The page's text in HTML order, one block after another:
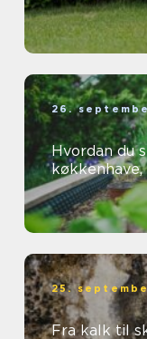
26.
Hvordan du
25.
Fra kalk til